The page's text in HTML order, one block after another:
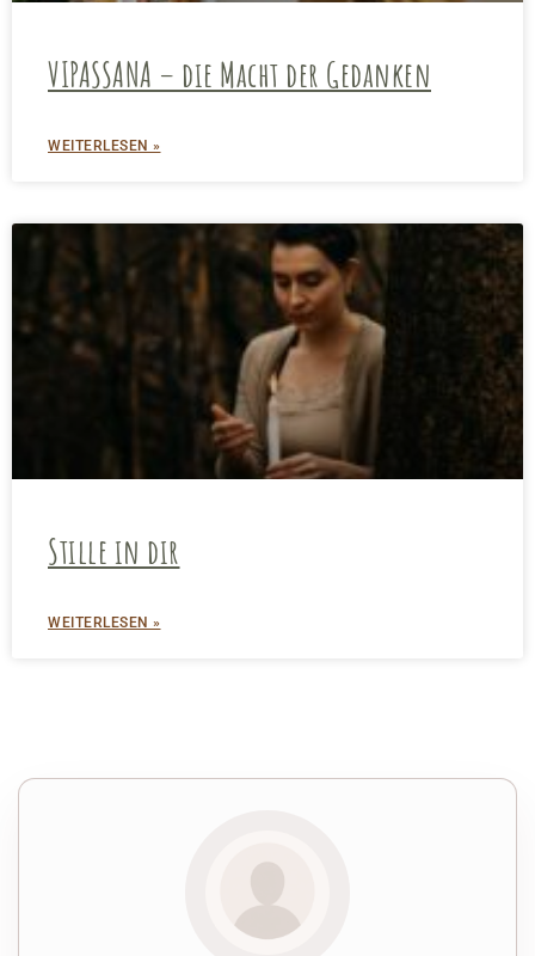
VIPASSANA – die Macht der Gedanken
WEITERLESEN »
Stille in dir
WEITERLESEN »